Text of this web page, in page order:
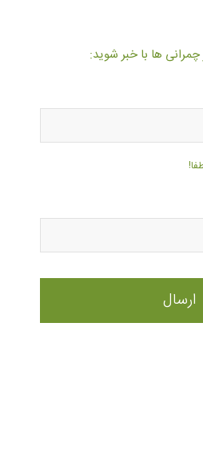
چمرانی ها با خبر شوید: